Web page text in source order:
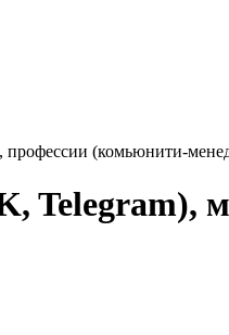
(комьюнити-